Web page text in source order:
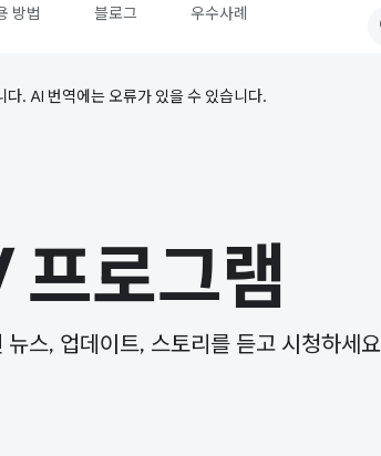
방법 블로그 우수사례
. AI 번역에는 오류가 있을 수 있습니다.
프로그램
뉴스, 업데이트, 스토리를 듣고 시청하세요